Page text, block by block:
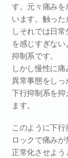
す。元々痛みを
います。触っ
しそれでは日
を感じすぎな
抑制系です。
しかし慢性に
異常事態をし
下行抑制系を
ます。
このように下
ロックで痛み
正常化させよ